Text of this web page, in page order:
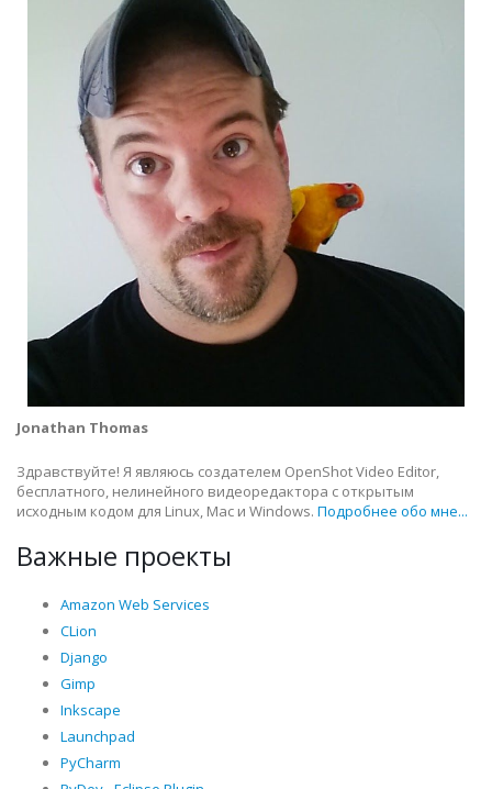
Jonathan Thomas
Здравствуйте! Я являюсь создателем OpenShot Video Editor,
бесплатного, нелинейного видеоредактора с открытым
исходным кодом для Linux, Mac и Windows. Подробнее обо мне...
Важные проекты
Amazon Web Services
CLion
Django
Gimp
Inkscape
Launchpad
PyCharm